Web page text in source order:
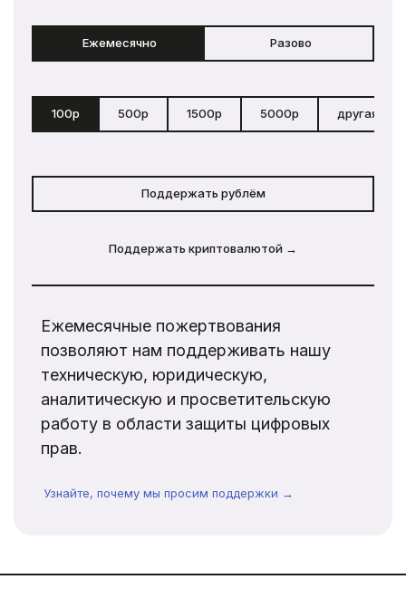
Ежемесячно Разово
100р 500р 1500р 5000р другая
Поддержать рублём
Поддержать криптовалютой →
Ежемесячные пожертвования
позволяют нам поддерживать нашу
техническую, юридическую,
аналитическую и просветительскую
работу в области защиты цифровых
прав.
Узнайте, почему мы просим поддержки →